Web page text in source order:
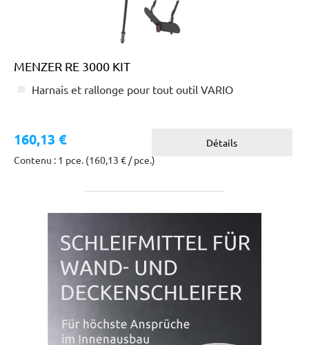
MENZER RE 3000 KIT
Harnais et rallonge pour tout outil VARIO
160,13 €
Contenu : 1 pce. (160,13 € / pce.)
Détails